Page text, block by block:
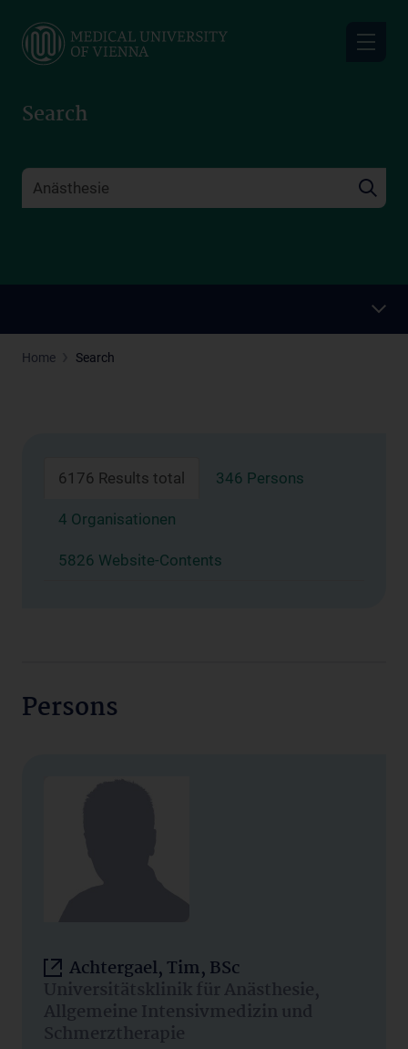
main
Search
Home Search
6176 Results total 346 Persons
4 Organisationen
5826 Website-Contents
Persons
Achtergael, Tim, BSc
Universitätsklinik für Anästhesie,
Allgemeine Intensivmedizin und
Schmerztherapie